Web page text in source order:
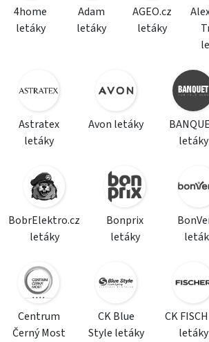
4home
letáky
Adam
letáky
AGEO.cz
letáky
Astratex
letáky
Avon letáky
letáky
BobrElektro.cz
letáky
Bonprix
letáky
Centrum
Černý Most
CK Blue
Style letáky
CK
letáky